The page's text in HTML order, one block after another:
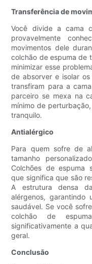
Transferência de
Você divide a cama
provavelmente
movimentos dele
colchão de espuma de
minimizar esse
de absorver e isolar
transfiram para a
parceiro se mexa na
mínimo de
tranquilo.
Antialérgico
Para quem sofre de
tamanho
Colchões de espuma
que significa que são
A estrutura densa
alérgenos, garantindo
saudável. Se você
colchão de
significativamente a
geral.
Conclusão